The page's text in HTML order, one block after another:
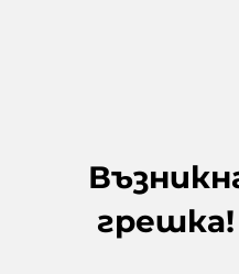
грешка!